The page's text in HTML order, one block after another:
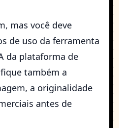
mas você deve
de uso da ferramenta
da plataforma de
também a
a originalidade
antes de